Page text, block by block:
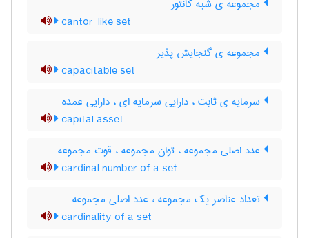
مجموعه ی شبه کانتور
cantor-like set
مجموعه ی گنجایش پذیر
capacitable set
سرمایه ی ثابت ، دارایی سرمایه ای ، دارایی عمده
capital asset
عدد اصلی مجموعه ، توان مجموعه ، قوت مجموعه
cardinal number of a set
تعداد عناصر یک مجموعه ، عدد اصلی مجموعه
cardinality of a set